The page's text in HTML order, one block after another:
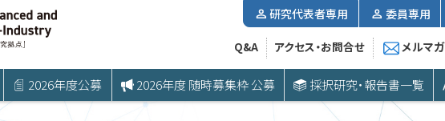
2026年度公募 2026年度 随時募集枠 公募 採択研究・報告書一覧
研究代表者専用 委員専用
Q&A アクセス・お問合せ メルマガ